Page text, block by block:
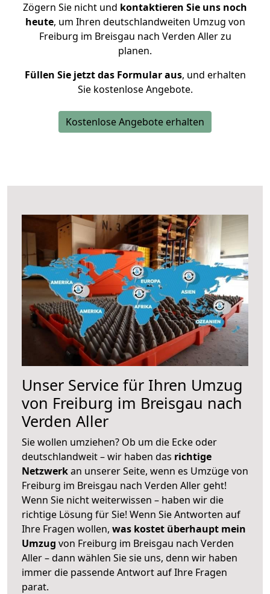
Zögern Sie nicht und kontaktieren Sie uns noch
heute, um Ihren deutschlandweiten Umzug von
Freiburg im Breisgau nach Verden Aller zu
planen.
Füllen Sie jetzt das Formular aus, und erhalten
Sie kostenlose Angebote.
Kostenlose Angebote erhalten
Unser Service für Ihren Umzug
von Freiburg im Breisgau nach
Verden Aller
Sie wollen umziehen? Ob um die Ecke oder
deutschlandweit – wir haben das richtige
Netzwerkan unserer Seite, wenn es Umzüge von
Freiburg im Breisgau nach Verden Aller geht!
Wenn Sie nicht weiterwissen – haben wir die
richtige Lösung für Sie! Wenn Sie Antworten auf
Ihre Fragen wollen, was kostet überhaupt mein
Umzug von Freiburg im Breisgau nach Verden
Aller – dann wählen Sie sie uns, denn wir haben
immer die passende Antwort auf Ihre Fragen
parat.